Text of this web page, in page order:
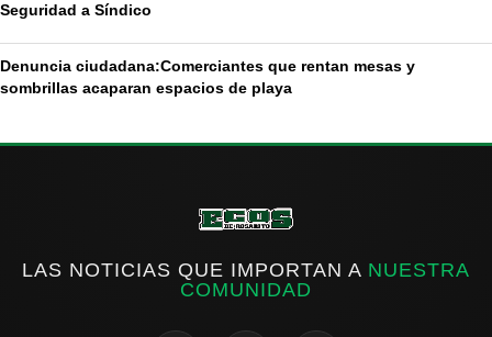
Seguridad a Síndico
Denuncia ciudadana:Comerciantes que rentan mesas y
sombrillas acaparan espacios de playa
LAS NOTICIAS QUE IMPORTAN A NUESTRA
COMUNIDAD